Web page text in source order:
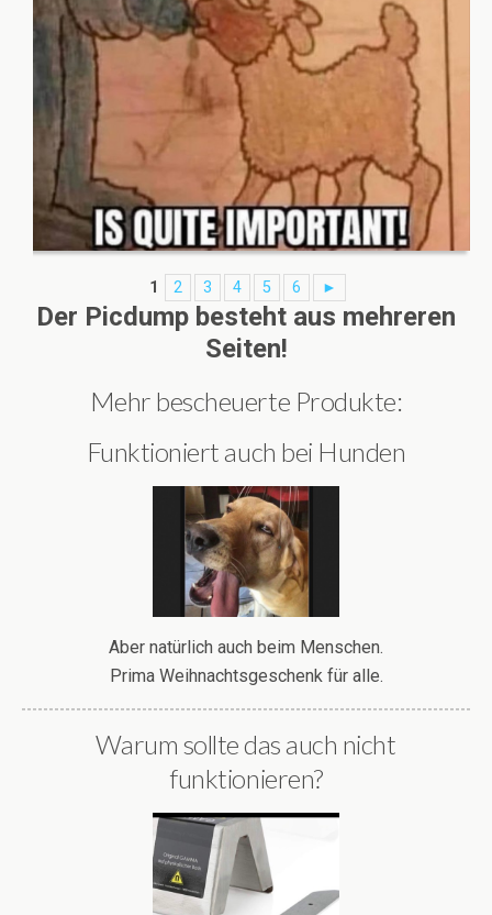
1 2 3 4 5 6 ►
Der Picdump besteht aus mehreren
Seiten!
Mehr bescheuerte Produkte:
Funktioniert auch bei Hunden
Aber natürlich auch beim Menschen.
Prima Weihnachtsgeschenk für alle.
Warum sollte das auch nicht
funktionieren?